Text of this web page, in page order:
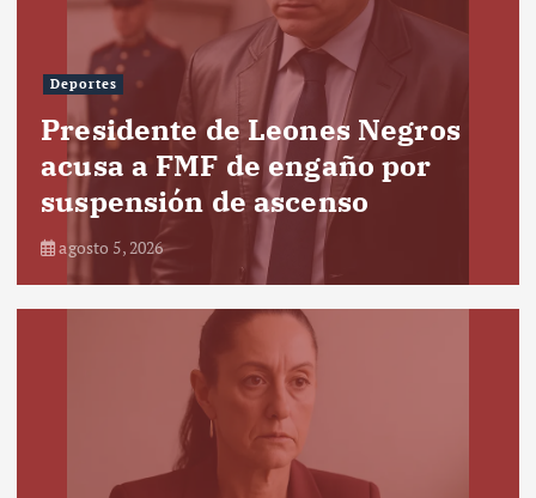
Deportes
Presidente de Leones Negros
acusa a FMF de engaño por
suspensión de ascenso
agosto 5, 2026